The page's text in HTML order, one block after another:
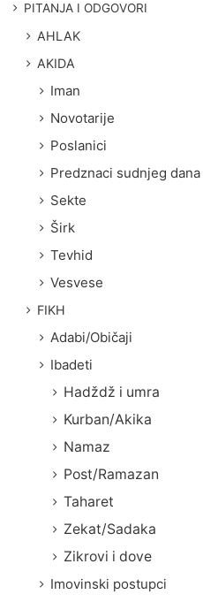
PITANJA I ODGOVORI
AHLAK
AKIDA
Iman
Novotarije
Poslanici
Predznaci sudnjeg dana
Sekte
Širk
Tevhid
Vesvese
FIKH
Adabi/Običaji
Ibadeti
Hadždž i umra
Kurban/Akika
Namaz
Post/Ramazan
Taharet
Zekat/Sadaka
Zikrovi i dove
Imovinski postupci